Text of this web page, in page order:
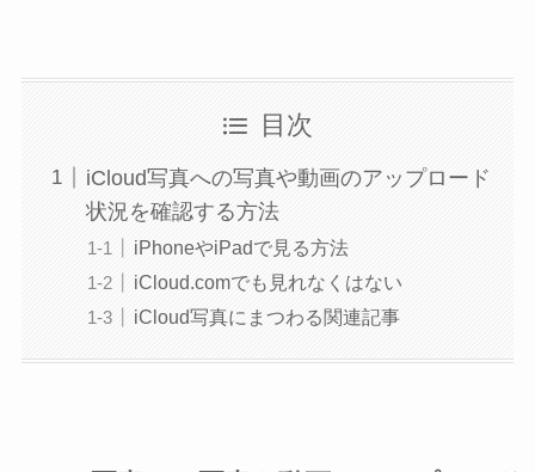
目次
iCloud写真への写真や動画のアップロード
状況を確認する方法
iPhoneやiPadで見る方法
iCloud.comでも見れなくはない
iCloud写真にまつわる関連記事